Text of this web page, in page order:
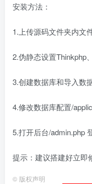
安装方法：
1.上传源码文件夹内文
2.伪静态设置Thinkphp
3.创建数据库和导入数
4.修改数据库配置/
5.打开后台/admin.php
提示：建议搭建好立即
© 版权声明